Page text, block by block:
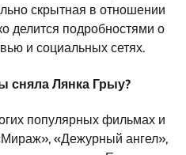
скрытная в отношении
делится подробностями о
и социальных сетях.
сняла Лянка Грыу?
популярных фильмах и
«Дежурный ангел»,